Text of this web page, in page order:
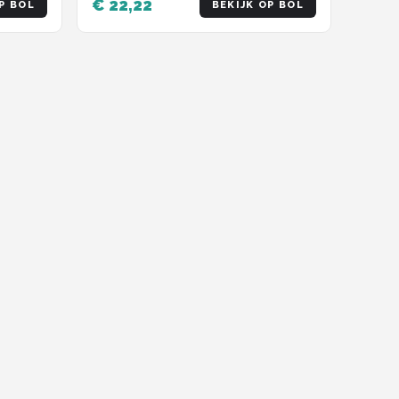
BOL € 22,22 BEKIJK OP BOL